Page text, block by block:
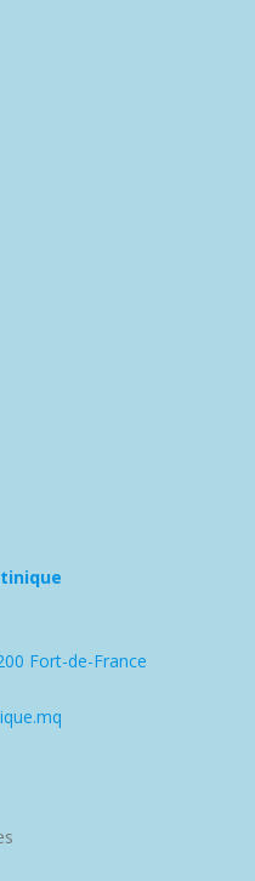
Fort-de-France